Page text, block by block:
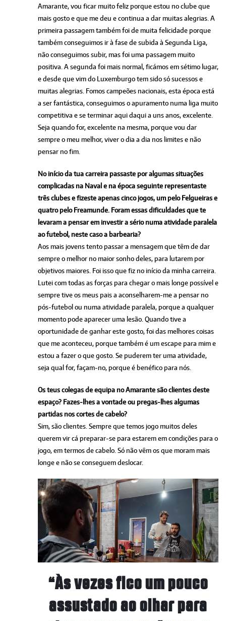
Amarante, vou ficar muito feliz porque estou no clube que
mais gosto e que me deu e continua a dar muitas alegrias. A
primeira passagem também foi de muita felicidade porque
também conseguimos ir à fase de subida à Segunda Liga,
não conseguimos subir, mas foi uma passagem muito
positiva. A segunda foi mais normal, ficámos em sétimo lugar,
e desde que vim do Luxemburgo tem sido só sucessos e
muitas alegrias. Fomos campeões nacionais, esta época está
a ser fantástica, conseguimos o apuramento numa liga muito
competitiva e se terminar aqui daqui a uns anos, excelente.
Seja quando for, excelente na mesma, porque vou dar
sempre o meu melhor, viver o dia a dia nos limites e não
pensar no fim.
No início da tua carreira passaste por algumas situações
complicadas na Naval e na época seguinte representaste
três clubes e fizeste apenas cinco jogos, um pelo Felgueiras e
quatro pelo Freamunde. Foram essas dificuldades que te
levaram a pensar em investir a sério numa atividade paralela
ao futebol, neste caso a barbearia?
Aos mais jovens tento passar a mensagem que têm de dar
sempre o melhor no maior sonho deles, para lutarem por
objetivos maiores. Foi isso que fiz no início da minha carreira.
Lutei com todas as forças para chegar o mais longe possível e
sempre tive os meus pais a aconselharem-me a pensar no
pós-futebol ou numa atividade paralela, porque a qualquer
momento pode aparecer uma lesão. Quando tive a
oportunidade de ganhar este gosto, foi das melhores coisas
que me aconteceu, porque também é um escape para mim e
estou a fazer o que gosto. Se puderem ter uma atividade,
seja qual for, façam-no, porque é benéfico para nós.
Os teus colegas de equipa no Amarante são clientes deste
espaço? Fazes-lhes a vontade ou pregas-lhes algumas
partidas nos cortes de cabelo?
Sim, são clientes. Sempre que temos jogo muitos deles
querem vir cá preparar-se para estarem em condições para o
jogo, em termos de cabelo. Só não vêm os que moram mais
longe e não se conseguem deslocar.
“Às vezes fico um pouco
assustado ao olhar para